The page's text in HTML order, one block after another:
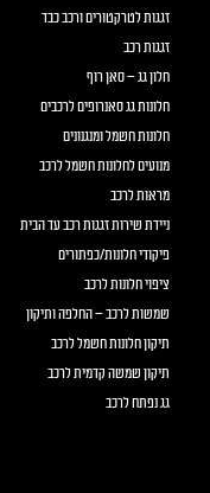
זגגות לטרקטורים ורכב כבד
זגגות רכב
חלון גג – סאן רוף
חלונות גג סאנרופים לרכבים
חלונות חשמל ומנגנונים
מנועים לחלונות חשמל לרכב
מראות לרכב
ניידת שירות זגגות רכב עד הבית
פיקודי חלונות/כפתורים
ציפוי חלונות לרכב
שמשות לרכב – החלפה ותיקון
תיקון חלונות חשמל לרכב
תיקון שמשה קדמית לרכב
גג נפתח לרכב